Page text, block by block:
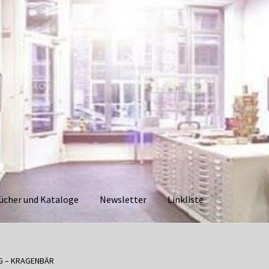
und Kataloge Newsletter Linkliste
– KRAGENBÄR